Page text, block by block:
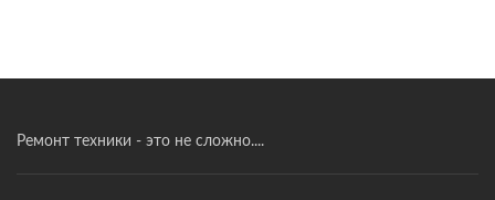
Ремонт техники - это не сложно....